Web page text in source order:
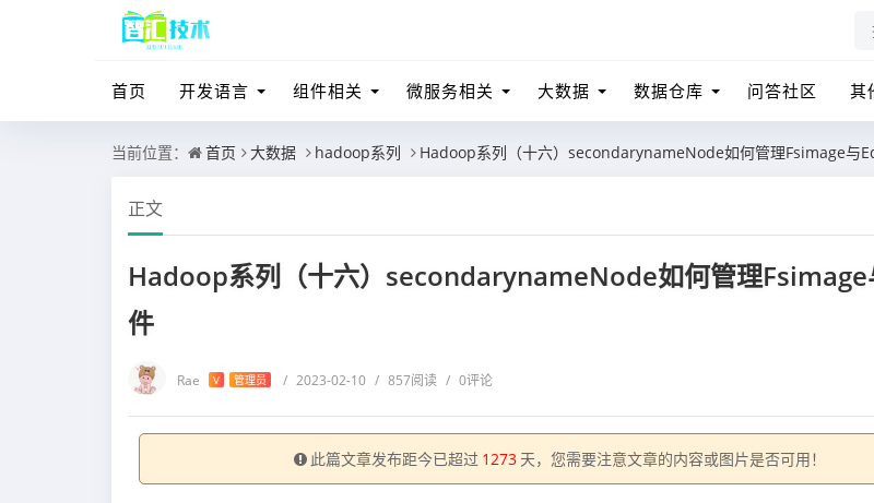
首页 开发语言 组件相关 微服务相关 大数据 数据仓库 问答社区 其
当前位置： 首页 大数据 hadoop系列 Hadoop系列（十六）secondarynameNode如何管理Fsimage与
正文
Hadoop系列（十六）secondarynameNode如何管理
件
Rae V 管理员 / 2023-02-10 / 857阅读 / 0评论
此篇文章发布距今已超过 1273 天，您需要注意文章的内容或图片是否可用！